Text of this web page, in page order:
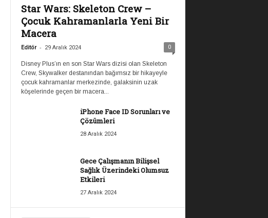
Star Wars: Skeleton Crew –
Çocuk Kahramanlarla Yeni Bir
Macera
Editör - 29 Aralık 2024 0
Disney Plus’ın en son Star Wars dizisi olan Skeleton
Crew, Skywalker destanından bağımsız bir hikayeyle
çocuk kahramanlar merkezinde, galaksinin uzak
köşelerinde geçen bir macera...
iPhone Face ID Sorunları ve
Çözümleri
28 Aralık 2024
Gece Çalışmanın Bilişsel
Sağlık Üzerindeki Olumsuz
Etkileri
27 Aralık 2024